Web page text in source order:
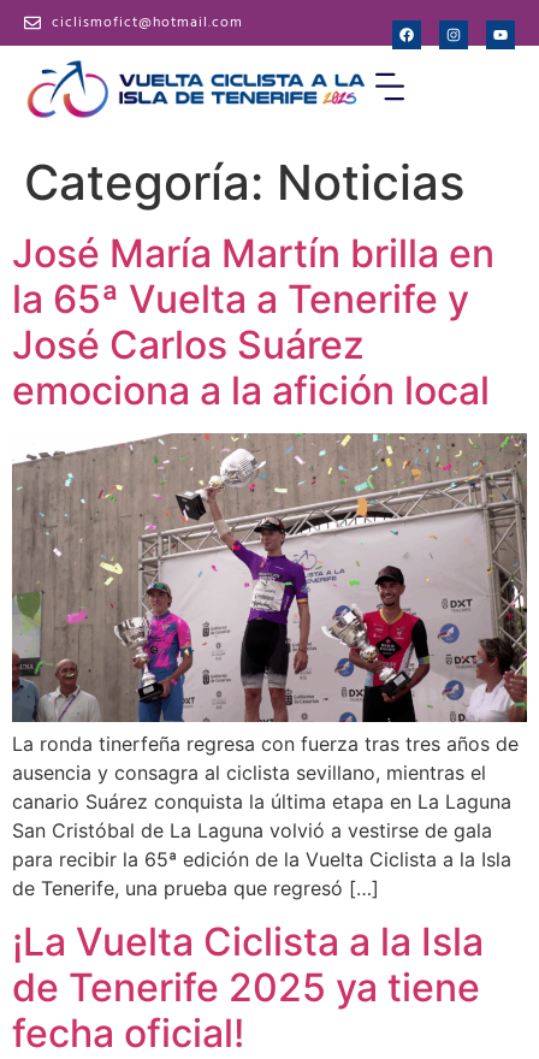
ciclismofict@hotmail.com
Categoría: Noticias
José María Martín brilla en
la 65ª Vuelta a Tenerife y
José Carlos Suárez
emociona a la afición local
La ronda tinerfeña regresa con fuerza tras tres años de
ausencia y consagra al ciclista sevillano, mientras el
canario Suárez conquista la última etapa en La Laguna
San Cristóbal de La Laguna volvió a vestirse de gala
para recibir la 65ª edición de la Vuelta Ciclista a la Isla
de Tenerife, una prueba que regresó […]
¡La Vuelta Ciclista a la Isla
de Tenerife 2025 ya tiene
fecha oficial!